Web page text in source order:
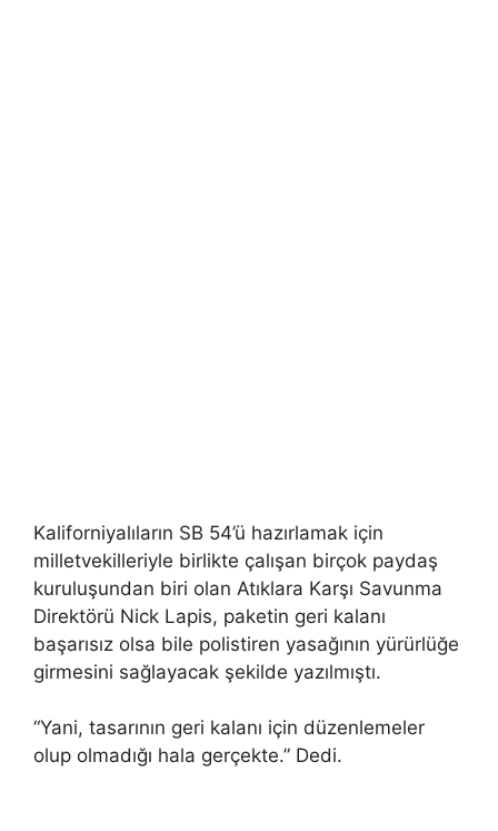
Kaliforniyalıların SB 54’ü hazırlamak için
milletvekilleriyle birlikte çalışan birçok paydaş
kuruluşundan biri olan Atıklara Karşı Savunma
Direktörü Nick Lapis, paketin geri kalanı
başarısız olsa bile polistiren yasağının yürürlüğe
girmesini sağlayacak şekilde yazılmıştı.
“Yani, tasarının geri kalanı için düzenlemeler
olup olmadığı hala gerçekte.” Dedi.